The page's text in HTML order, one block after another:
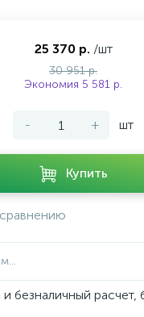
25 370 р. /шт
30 951 р.
Экономия 5 581 р.
- + шт
Купить
безналичный расчет,